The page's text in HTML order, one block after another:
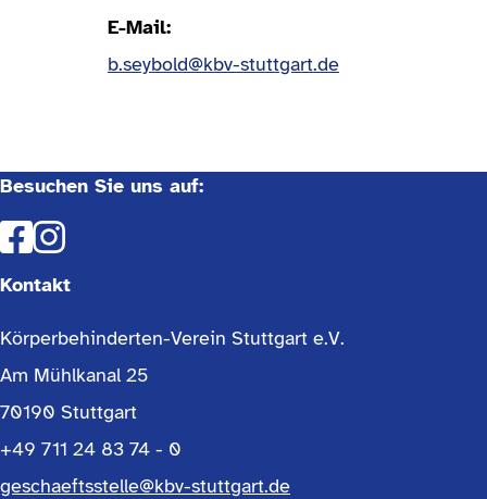
E-Mail
b.seybold@kbv-stuttgart.de
Besuchen Sie uns auf:
Kontakt
Körperbehinderten-Verein Stuttgart e.V.
Am Mühlkanal 25
70190 Stuttgart
+49 711 24 83 74 - 0
geschaeftsstelle@kbv-stuttgart.de